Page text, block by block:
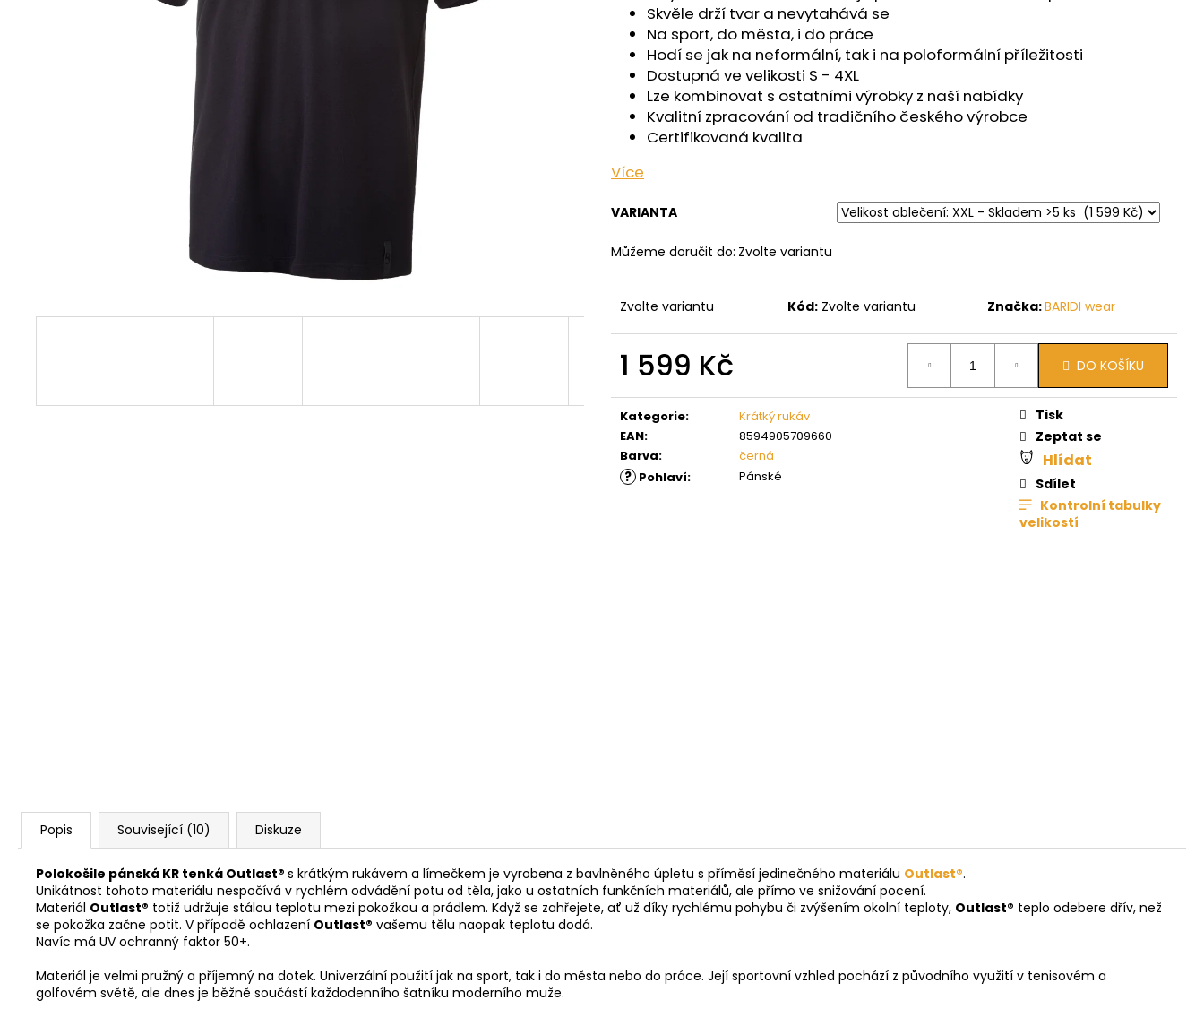
Skvěle drží tvar a nevytahává se
Na sport, do města, i do práce
Hodí se jak na neformální, tak i na poloformální příležitosti
Dostupná ve velikosti S - 4XL
Lze kombinovat s ostatními výrobky z naší nabídky
Kvalitní zpracování od tradičního českého výrobce
Certifikovaná kvalita
Více
VARIANTA
Můžeme doručit do: Zvolte variantu
Zvolte variantu Kód: Zvolte variantu Značka:BARIDI wear
1 599 Kč DO KOŠÍKU
Kategorie:
Krátký rukáv
EAN:
8594905709660
Barva: černá
? Pohlaví: Pánské
Tisk
Zeptat se
Hlídat
Sdílet
Kontrolní tabulky
velikostí
Popis Související (10) Diskuze
Polokošile pánská KR tenká Outlast® s krátkým rukávem a límečkem je vyrobena z bavlněného úpletu s příměsí jedinečného materiálu Outlast®.
Unikátnost tohoto materiálu nespočívá v rychlém odvádění potu od těla, jako u ostatních funkčních materiálů, ale přímo ve snižování pocení.
Materiál Outlast® totiž udržuje stálou teplotu mezi pokožkou a prádlem. Když se zahřejete, ať už díky rychlému pohybu či zvýšením okolní teploty, Outlast® teplo odebere dřív, než
se pokožka začne potit. V případě ochlazení Outlast® vašemu tělu naopak teplotu dodá.
Navíc má UV ochranný faktor 50+.
Materiál je velmi pružný a příjemný na dotek. Univerzální použití jak na sport, tak i do města nebo do práce. Její sportovní vzhled pochází z původního využití v tenisovém a
golfovém světě, ale dnes je běžně součástí každodenního šatníku moderního muže.
759 Kč
759 Kč